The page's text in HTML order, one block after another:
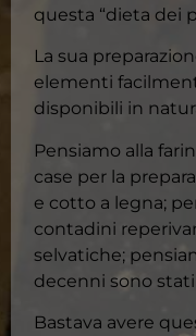
questa “dieta dei
La sua
elementi
disponibili in
Pensiamo alla
case per la
e cotto a legna;
contadini
selvatiche;
decenni sono stati
Bastava avere